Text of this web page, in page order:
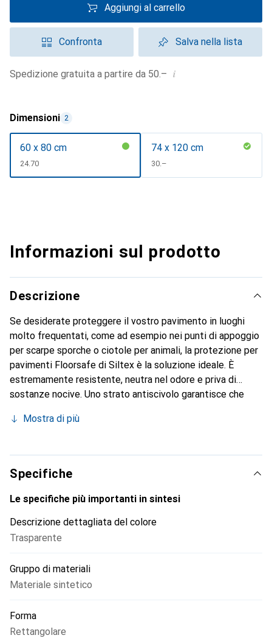
Aggiungi al carrello
Confronta Salva nella lista
Spedizione gratuita a partire da 50.– i
Dimensioni 2
60 x 80 cm
CHF
24.70
74 x 120 cm
CHF
30.–
Informazioni sul prodotto
Descrizione
Se desiderate proteggere il vostro pavimento in luoghi
molto frequentati, come ad esempio nei punti di appoggio
per scarpe sporche o ciotole per animali, la protezione per
pavimenti Floorsafe di Siltex è la soluzione ideale. È
estremamente resistente, neutra nel odore e priva di
sostanze nocive. Uno strato antiscivolo garantisce che
Mostra di più
Specifiche
Le specifiche più importanti in sintesi
Descrizione dettagliata del colore
Trasparente
Gruppo di materiali
Materiale sintetico
Forma
Rettangolare